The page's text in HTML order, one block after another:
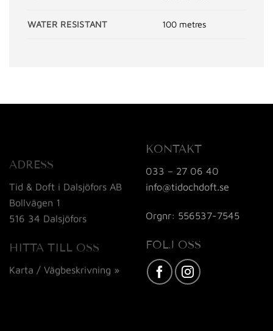
WATER RESISTANT 100 metres
ADRESS
Tid & Doft i Dalsjöfors AB
Bollvägen 1
516 34 Dalsjöfors
HITTA TILL OSS
Karta / Vägbeskrivning »
KONTAKT
033 – 27 06 40
info@tidochdoft.se
Orgnr: 556537-7545
FÖLJ OSS